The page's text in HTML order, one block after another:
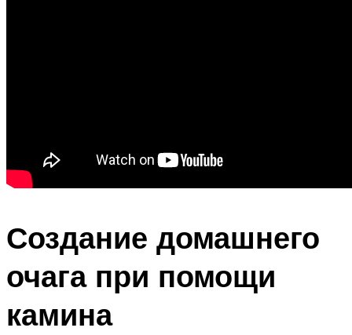
Создание домашнего
очага при помощи
камина